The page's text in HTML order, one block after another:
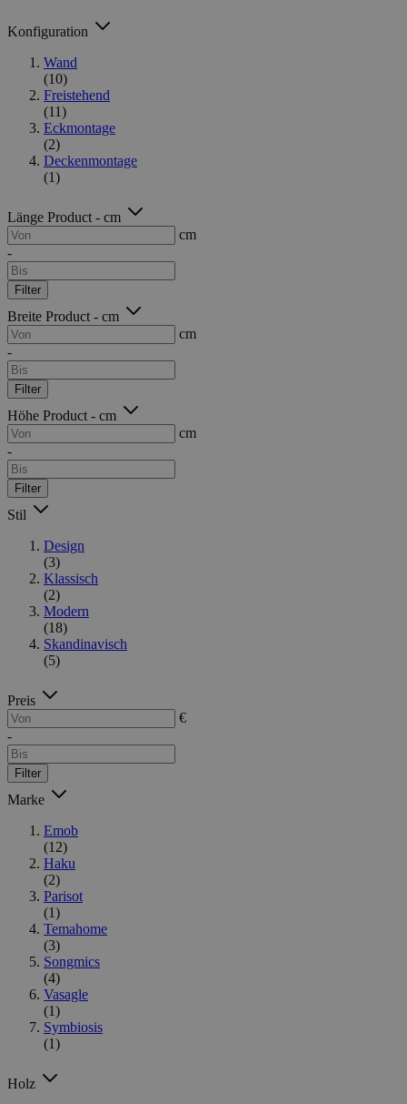
Konfiguration
Wand
(10)
Freistehend
(11)
Eckmontage
(2)
Deckenmontage
(1)
Länge Product - cm
cm
-
Filter
Breite Product - cm
cm
-
Filter
Höhe Product - cm
cm
-
Filter
Stil
Design
(3)
Klassisch
(2)
Modern
(18)
Skandinavisch
(5)
Preis
€
-
Filter
Marke
Emob
(12)
Haku
(2)
Parisot
(1)
Temahome
(3)
Songmics
(4)
Vasagle
(1)
Symbiosis
(1)
Holz